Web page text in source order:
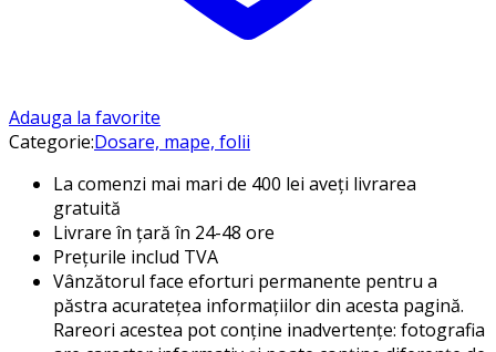
Adauga la favorite
Categorie:Dosare, mape, folii
La comenzi mai mari de 400 lei aveți livrarea
gratuită
Livrare în țară în 24-48 ore
Prețurile includ TVA
Vânzătorul face eforturi permanente pentru a
păstra acuratețea informațiilor din acesta pagină.
Rareori acestea pot conține inadvertențe: fotografia